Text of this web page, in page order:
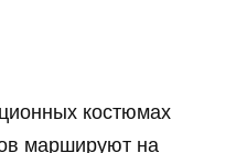
костюмах
маршируют на